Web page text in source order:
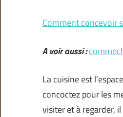
Comment concevoir
A voir aussi :
La cuisine est
concoctez pour les
visiter et à regarder,